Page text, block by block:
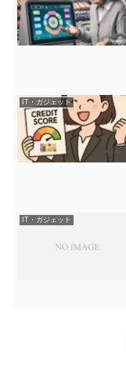
IT・ガジェット
IT・ガジェット